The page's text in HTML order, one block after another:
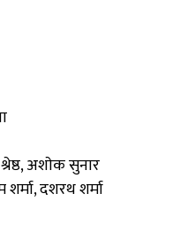
अशाेक सुनार
दशरथ शर्मा